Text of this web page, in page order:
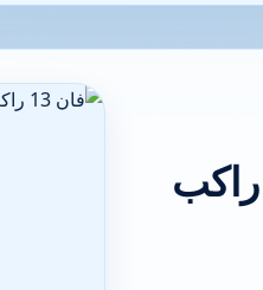
مواصفات فان 13 راكب